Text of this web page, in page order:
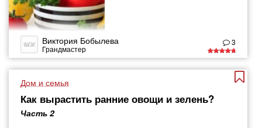
Виктория Бобылева
Грандмастер
3
Дом и семья
Как вырастить ранние овощи и зелень?
Часть 2